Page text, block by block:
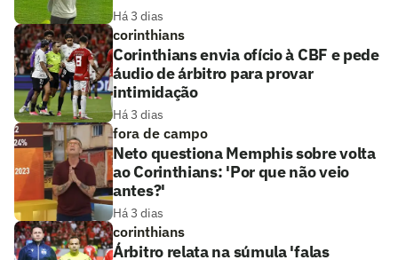
Há 3 dias
corinthians
Corinthians envia ofício à CBF e pede
áudio de árbitro para provar
intimidação
Há 3 dias
fora de campo
Neto questiona Memphis sobre volta
ao Corinthians: 'Por que não veio
antes?'
Há 3 dias
corinthians
Árbitro relata na súmula 'falas